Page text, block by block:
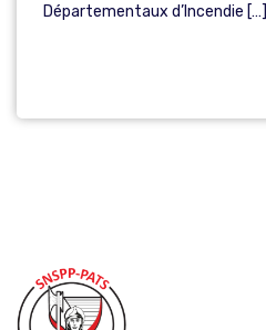
Départementaux d’Incendie […]